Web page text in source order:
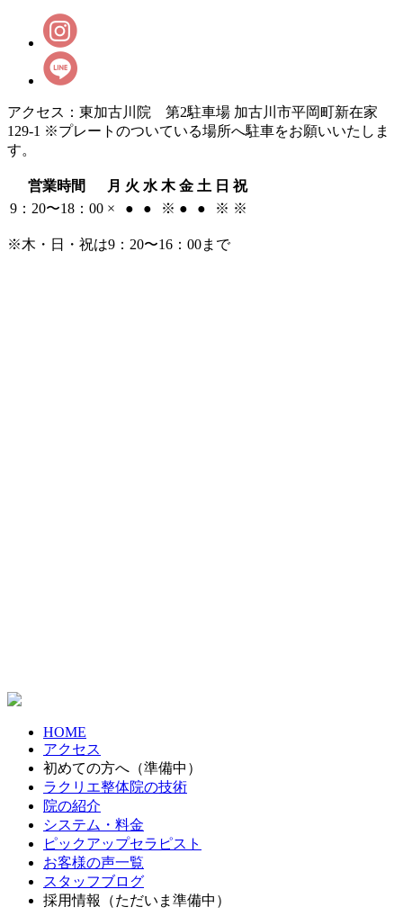
アクセス：東加古川院 第2駐車場 加古川市平岡町新在家
129-1 ※プレートのついている場所へ駐車をお願いいたしま
す。
営業時間 月 火 水 木 金 土 日 祝
9：20〜18：00 × ● ● ※ ● ● ※ ※
※木・日・祝は9：20〜16：00まで
HOME
アクセス
初めての方へ（準備中）
ラクリエ整体院の技術
院の紹介
システム・料金
ピックアップセラピスト
お客様の声一覧
スタッフブログ
採用情報（ただいま準備中）